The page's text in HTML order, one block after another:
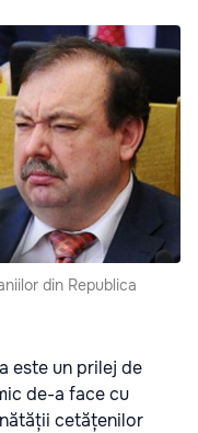
din Republica
este un prilej de
de-a face cu
cetățenilor